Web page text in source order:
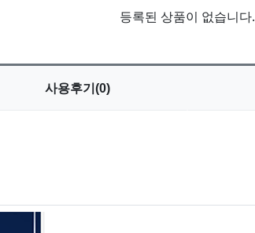
등록된 상품이 없습니다.
사용후기(0)